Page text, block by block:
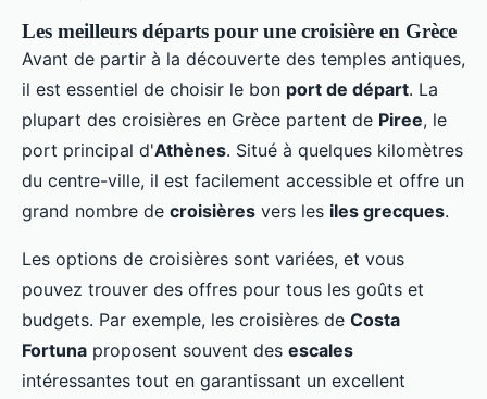
Les meilleurs départs pour une croisière en Grèce
Avant de partir à la découverte des temples antiques,
il est essentiel de choisir le bon port de départ. La
plupart des croisières en Grèce partent de Piree, le
port principal d'Athènes. Situé à quelques kilomètres
du centre-ville, il est facilement accessible et offre un
grand nombre de croisières vers les iles grecques.
Les options de croisières sont variées, et vous
pouvez trouver des offres pour tous les goûts et
budgets. Par exemple, les croisières de Costa
Fortuna proposent souvent des escales
intéressantes tout en garantissant un excellent